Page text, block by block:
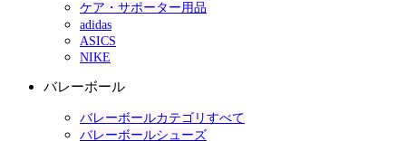
ケア・サポーター用品
adidas
ASICS
NIKE
バレーボール
バレーボールカテゴリすべて
バレーボールシューズ